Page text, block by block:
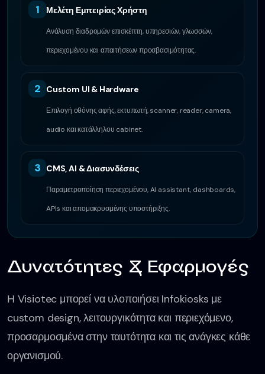
1 Μελέτη Εμπειρίας Χρήστη
Ανάλυση διαδρομών επισκέπτη, υπηρεσιών, γλωσσών,
περιεχομένου και απαιτήσεων προσβασιμότητας.
2 Custom UI & Hardware
Επιλογή οθόνης αφής, εκτυπωτή, scanner, reader, camera,
audio και κατάλληλου cabinet.
3 CMS, AI & Διασυνδέσεις
Παραμετροποίηση περιεχομένου, AI assistant, dashboards,
APIs και απομακρυσμένης υποστήριξης.
Δυνατότητες & Εφαρμογές
Η Visiotec μπορεί να υλοποιήσει Infokiosks με
custom design, λειτουργικότητα και περιεχόμενο,
προσαρμοσμένα στην ταυτότητα και τις ανάγκες κάθε
οργανισμού.